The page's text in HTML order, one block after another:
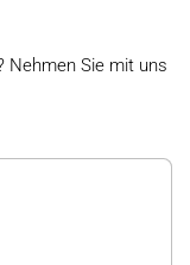
Nehmen Sie mit uns